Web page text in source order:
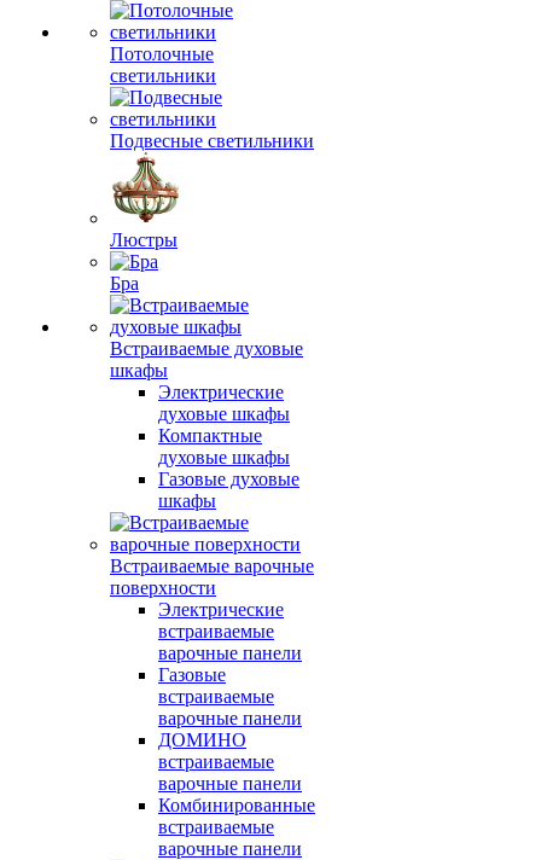
Потолочные
светильники
Подвесные светильники
Люстры
Бра
Встраиваемые духовые
шкафы
Электрические
духовые шкафы
Компактные
духовые шкафы
Газовые духовые
шкафы
Встраиваемые варочные
поверхности
Электрические
встраиваемые
варочные панели
Газовые
встраиваемые
варочные панели
ДОМИНО
встраиваемые
варочные панели
Комбинированные
встраиваемые
варочные панели